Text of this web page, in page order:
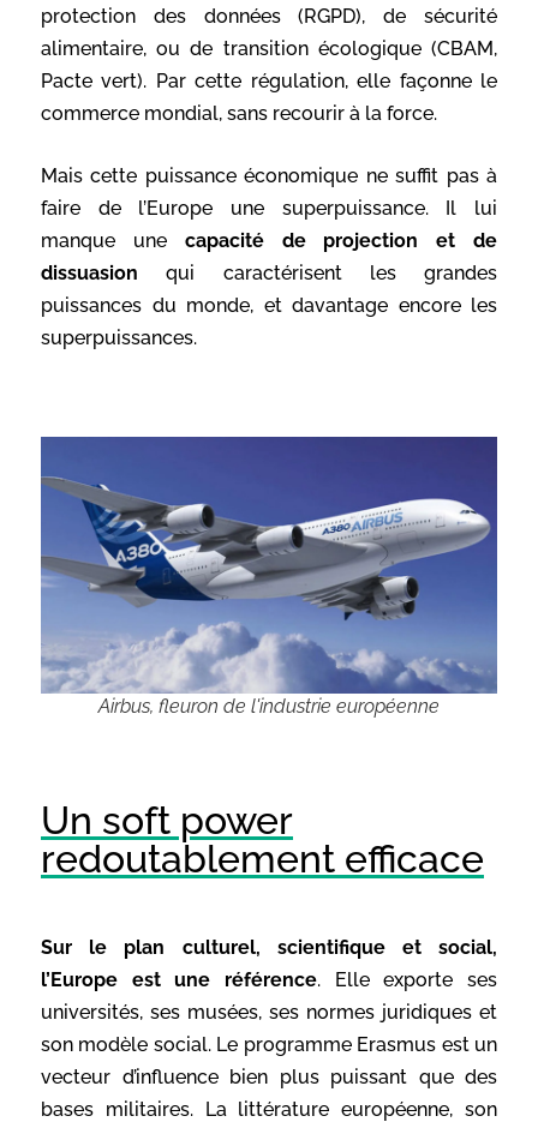
protection des données (RGPD), de sécurité
alimentaire, ou de transition écologique (CBAM,
Pacte vert). Par cette régulation, elle façonne le
commerce mondial, sans recourir à la force.
Mais cette puissance économique ne suffit pas à
faire de l’Europe une superpuissance. Il lui
manque une capacité de projection et de
dissuasion qui caractérisent les grandes
puissances du monde, et davantage encore les
superpuissances.
Airbus, fleuron de l'industrie européenne
Un soft power
redoutablement efficace
Sur le plan culturel, scientifique et social,
l’Europe est une référence. Elle exporte ses
universités, ses musées, ses normes juridiques et
son modèle social. Le programme Erasmus est un
vecteur d’influence bien plus puissant que des
bases militaires. La littérature européenne, son